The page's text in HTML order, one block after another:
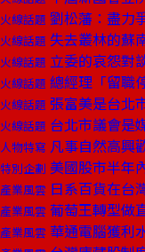
火線話題 劉松藩：盡力
火線話題 失去叢林的蘇
火線話題 立委的哀怨對
火線話題 總經理「留職
火線話題 張富美是台北
火線話題 台北市議會是
人物特寫 凡事自然高興
特別企劃 美國股市半年
產業風雲 日系百貨在台
產業風雲 葡萄王轉型做
產業風雲 華通電腦獲利